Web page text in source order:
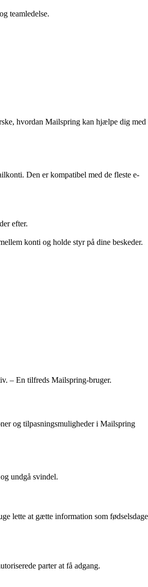
teamledelse.
hvordan Mailspring kan hjælpe dig med
Den er kompatibel med de fleste e-
efter.
konti og holde styr på dine beskeder.
– En tilfreds Mailspring-bruger.
og tilpasningsmuligheder i Mailspring
undgå svindel.
lette at gætte information som fødselsdage
parter at få adgang.